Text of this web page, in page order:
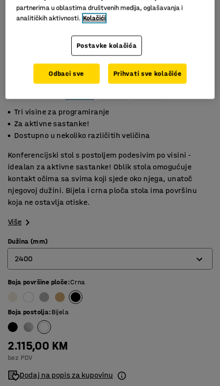
Tri visine za programiranje
Za aktivne sastanke!
Dostupno u nekoliko različitih veličina
Konferencijski stol s postoljem podesivim po visini -
idealan za aktivne sastanke! Oblik stola omogućuje
kontakt očima sa svima koji sjede oko njega, unatoč
njegovoj dužini. Bijela i crna ploča stola ima površinu
koja ne ostavlja otiske.
Više
Dužina (mm)
2400
2400
4000
Boja površine ploče:Crna
Boja postolja:Bijela
2.115,00 KM
bez PDV
Dodaj na popis za kupovinu
partnerima u oblastima društvenih medija, oglašavanja i
analitičkih aktivnosti. Kolačići
Postavke kolačića
Odbaci sve Prihvati sve kolačiće